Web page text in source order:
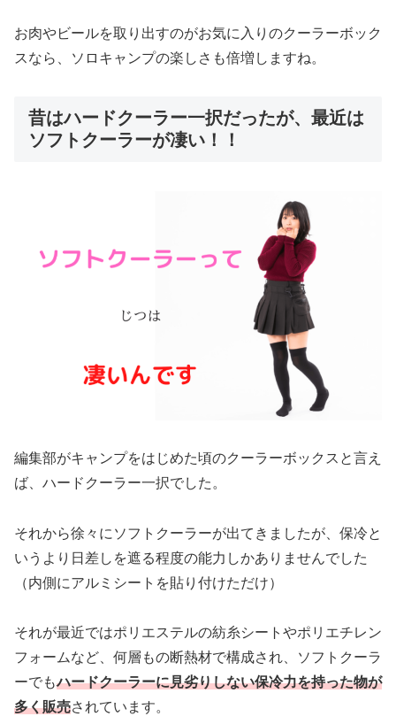
お肉やビールを取り出すのがお気に入りのクーラーボック
スなら、ソロキャンプの楽しさも倍増しますね。
昔はハードクーラー一択だったが、最近は
ソフトクーラーが凄い！！
編集部がキャンプをはじめた頃のクーラーボックスと言え
ば、ハードクーラー一択でした。
それから徐々にソフトクーラーが出てきましたが、保冷と
いうより日差しを遮る程度の能力しかありませんでした
（内側にアルミシートを貼り付けただけ）
それが最近ではポリエステルの紡糸シートやポリエチレン
フォームなど、何層もの断熱材で構成され、ソフトクーラ
ーでもハードクーラーに見劣りしない保冷力を持った物が
多く販売されています。